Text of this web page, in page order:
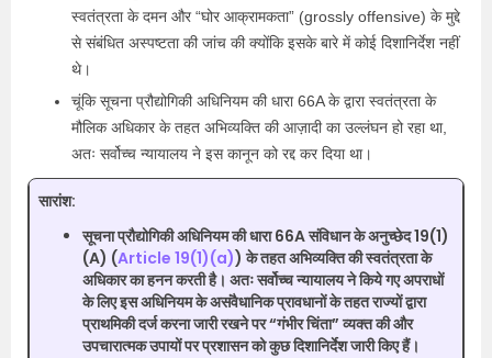
स्वतंत्रता के दमन और “घोर आक्रामकता” (grossly offensive) के मुद्दे
से संबंधित अस्पष्टता की जांच की क्योंकि इसके बारे में कोई दिशानिर्देश नहीं
थे।
चूंकि सूचना प्रौद्योगिकी अधिनियम की धारा 66A के द्वारा स्वतंत्रता के
मौलिक अधिकार के तहत अभिव्यक्ति की आज़ादी का उल्लंघन हो रहा था,
अतः सर्वोच्च न्यायालय ने इस कानून को रद्द कर दिया था।
सारांश:
सूचना प्रौद्योगिकी अधिनियम की धारा 66A संविधान के अनुच्छेद 19(1)
(A) (Article 19(1)(a)) के तहत अभिव्यक्ति की स्वतंत्रता के
अधिकार का हनन करती है। अतः सर्वोच्च न्यायालय ने किये गए अपराधों
के लिए इस अधिनियम के असंवैधानिक प्रावधानों के तहत राज्यों द्वारा
प्राथमिकी दर्ज करना जारी रखने पर “गंभीर चिंता” व्यक्त की और
उपचारात्मक उपायों पर प्रशासन को कुछ दिशानिर्देश जारी किए हैं।